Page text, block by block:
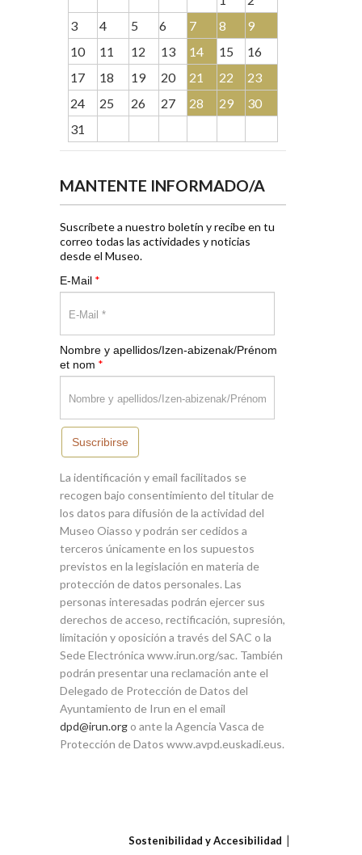
3
4 5 6 7 8
9
10
11 12 13 14 15
16
17
18 19 20 21 22
23
24
25 26 27 28 29
30
31
MANTENTE INFORMADO/A
Suscríbete a nuestro boletín y recibe en tu
correo todas las actividades y noticias
desde el Museo.
E-Mail *
Nombre y apellidos/Izen-abizenak/Prénom
et nom *
Suscribirse
La identificación y email facilitados se
recogen bajo consentimiento del titular de
los datos para difusión de la actividad del
Museo Oiasso y podrán ser cedidos a
terceros únicamente en los supuestos
previstos en la legislación en materia de
protección de datos personales. Las
personas interesadas podrán ejercer sus
derechos de acceso, rectificación, supresión,
limitación y oposición a través del SAC o la
Sede Electrónica www.irun.org/sac. También
podrán presentar una reclamación ante el
Delegado de Protección de Datos del
Ayuntamiento de Irun en el email
dpd@irun.org o ante la Agencia Vasca de
Protección de Datos www.avpd.euskadi.eus.
Sostenibilidad y Accesibilidad